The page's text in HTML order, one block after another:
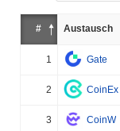
# Austausch
1 Gate
2 CoinEx
3 CoinW